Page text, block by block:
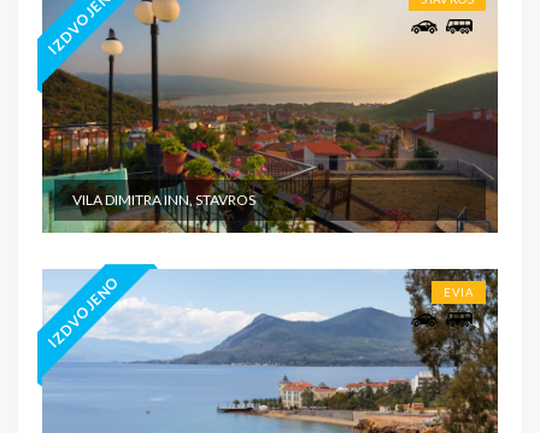
IZDVOJENO
VILA DIMITRA INN, STAVROS
IZDVOJENO EVIA